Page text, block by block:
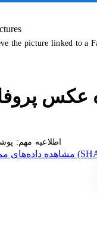
the picture linked to a
عکس
اطلاعیه مهم: